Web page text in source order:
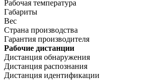
Рабочая температура
Габариты
Вес
Страна производства
Гарантия производителя
Рабочие дистанции
Дистанция обнаружения
Дистанция распознания
Дистанция идентификации